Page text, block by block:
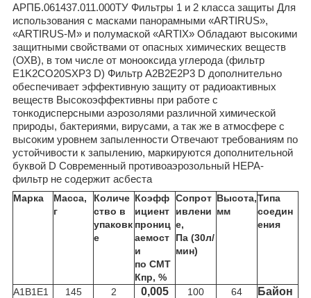
АРПБ.061437.011.000ТУ Фильтры 1 и 2 класса защиты Для
использования с масками панорамными «ARTIRUS»,
«ARTIRUS-M» и полумаской «ARTIX» Обладают высокими
защитными свойствами от опасных химических веществ
(ОХВ), в том числе от монооксида углерода (фильтр
E1K2CO20SXP3 D) Фильтр A2B2E2P3 D дополнительно
обеспечивает эффективную защиту от радиоактивных
веществ Высокоэффективны при работе с
тонкодисперсными аэрозолями различной химической
природы, бактериями, вирусами, а так же в атмосфере с
высоким уровнем запыленности Отвечают требованиям по
устойчивости к запылению, маркируются дополнительной
буквой D Современный противоаэрозольный HEPA-
фильтр не содержит асбеста
Марка
Масса,
г
Количе
ство в
упаковк
е
Коэфф
ициент
прониц
аемост
и
по СМТ
Кпр, %
Сопрот
ивлени
е,
Па (30л/
мин)
Высота,
мм
Типа
соедин
ения
A1B1E1
145 2 0,005 100 64
Байон